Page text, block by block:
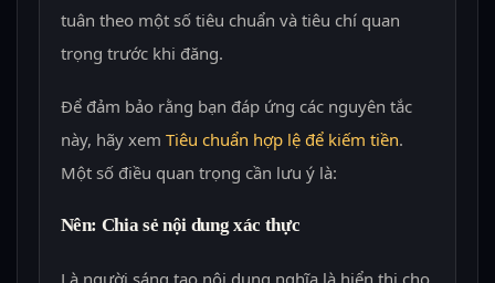
tuân theo một số tiêu chuẩn và tiêu chí quan
trọng trước khi đăng.
Để đảm bảo rằng bạn đáp ứng các nguyên tắc
này, hãy xem Tiêu chuẩn hợp lệ để kiếm tiền.
Một số điều quan trọng cần lưu ý là:
Nên: Chia sẻ nội dung xác thực